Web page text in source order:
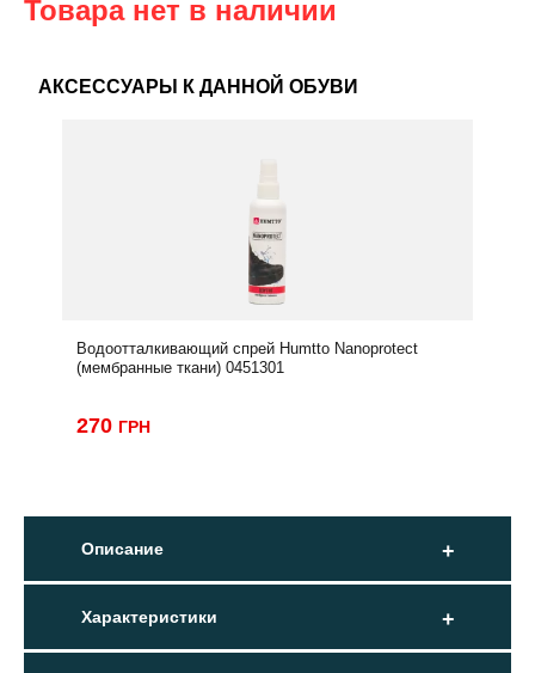
Товара нет в наличии
АКСЕССУАРЫ К ДАННОЙ ОБУВИ
Водоотталкивающий спрей Humtto Nanoprotect
(мембранные ткани) 0451301
270 ГРН
Описание
Характеристики